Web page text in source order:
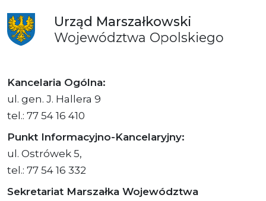
Urząd Marszałkowski
Województwa Opolskiego
Kancelaria Ogólna:
ul. gen. J. Hallera 9
tel.: 77 54 16 410
Punkt Informacyjno-Kancelaryjny:
ul. Ostrówek 5,
tel.: 77 54 16 332
Sekretariat Marszałka Województwa